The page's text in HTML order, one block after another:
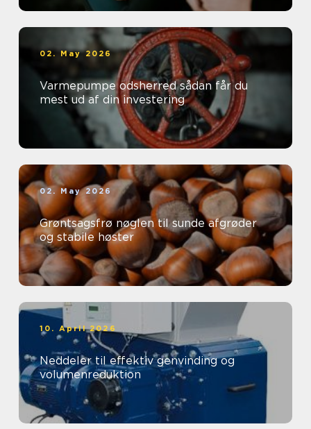
02. May 2026
Varmepumpe odsherred sådan får du
mest ud af din investering
02. May 2026
Grøntsagsfrø nøglen til sunde afgrøder
og stabile høster
10. April 2026
Neddeler til effektiv genvinding og
volumenreduktion